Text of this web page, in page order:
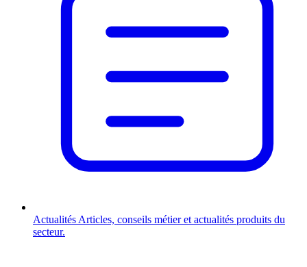
Actualités Articles, conseils métier et actualités produits du
secteur.